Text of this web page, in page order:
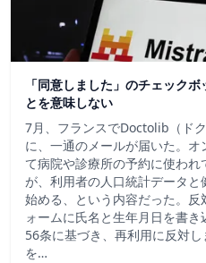
「同意しました」のチェック
とを意味しない
7月、フランスでDoctolib（ド
に、一通のメールが届いた。
て病院や診療所の予約に使わ
が、利用者の人口統計データ
始める、という内容だった。
ォームに氏名と生年月日を書
56条に基づき、再利用に反対
を…